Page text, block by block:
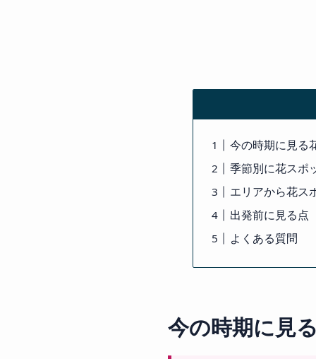
今の時期に見る
季節別に花スポ
エリアから花ス
出発前に見る点
よくある質問
今の時期に見